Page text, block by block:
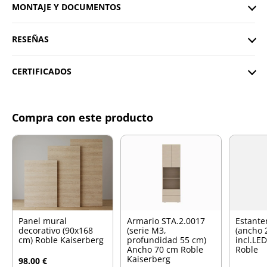
MONTAJE Y DOCUMENTOS
RESEÑAS
CERTIFICADOS
Compra con este producto
Panel mural
decorativo (90x168
cm) Roble Kaiserberg
98.00 €
Armario STA.2.0017
(serie M3,
profundidad 55 cm)
Ancho 70 cm Roble
Kaiserberg
(ancho
Roble